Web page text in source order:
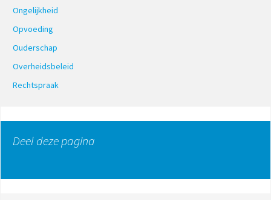
Ongelijkheid
Opvoeding
Ouderschap
Overheidsbeleid
Rechtspraak
Deel deze pagina